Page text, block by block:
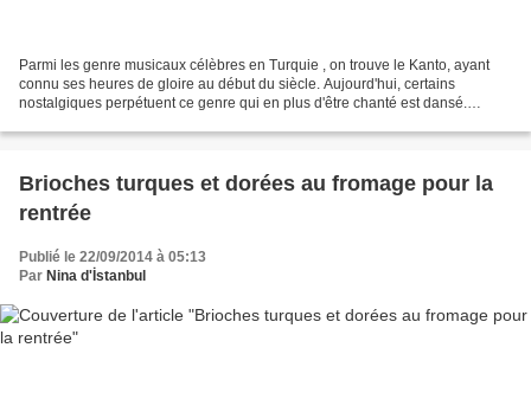
Parmi les genre musicaux célèbres en Turquie , on trouve le Kanto, ayant
connu ses heures de gloire au début du siècle. Aujourd'hui, certains
nostalgiques perpétuent ce genre qui en plus d'être chanté est dansé.
Brioches turques et dorées au fromage pour la
rentrée
Publié le 22/09/2014 à 05:13
Par Nina d'İstanbul